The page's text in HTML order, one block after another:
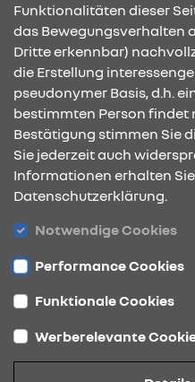
KONTAKT &
ÖFFNUNGSZEITEN
Funktionalitäten dieser
das Bewegungsverhalten
Dritte erkennbar)
die Erstellung
pseudonymer Basis, d.h.
bestimmten Person findet
Bestätigung stimmen Sie
Sie jederzeit auch
Informationen erhalten
Datenschutzerklärung.
Notwendige Cookies
Performance Cookies
Funktionale Cookies
Werberelevante